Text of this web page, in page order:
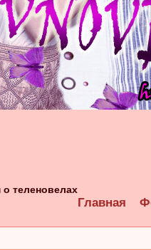
теленовелах
Главная